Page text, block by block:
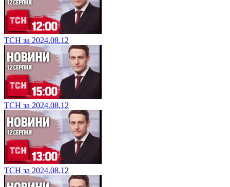
ТСН за 2024.08.12
ТСН за 2024.08.12
ТСН за 2024.08.12